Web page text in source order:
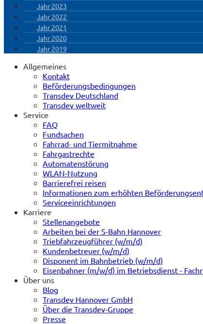
Jahr 2023
Jahr 2022
Jahr 2021
Jahr 2020
Jahr 2019
Allgemeines
Kontakt
Beförderungsbedingungen
Transdev Deutschland
Transdev weltweit
Service
FAQ
Fundsachen
Fahrrad- und Tiermitnahme
Fahrgastrechte
Automatenstörung
WLAN-Nutzung
Barrierefrei reisen
Informationen zum erhöhten
Serviceeinrichtungen
Karriere
Stellenangebote
Arbeiten bei der S-Bahn Hannover
Triebfahrzeugführer (w/m/d)
Kundenbetreuer (w/m/d)
Disponent im Bahnbetrieb (w/m/d)
Eisenbahner (m/w/d) im Betriebsdienst -
Über uns
Blog
Transdev Hannover GmbH
Über die Transdev-Gruppe
Presse